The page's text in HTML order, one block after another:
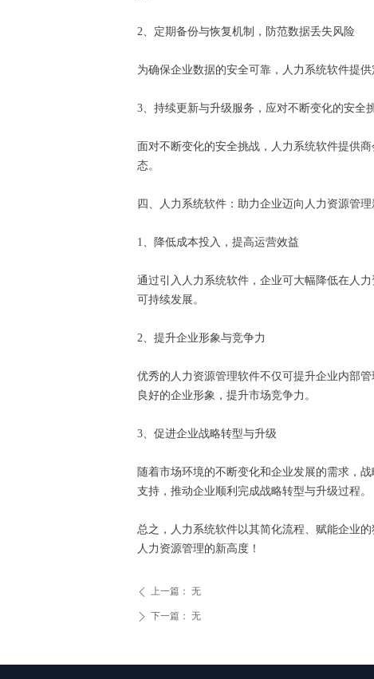
2、定期备份与恢复机制，防范数据丢失风险
为确保企业数据的安全可靠，人力系统软件提
3、持续更新与升级服务，应对不断变化的安全
面对不断变化的安全挑战，人力系统软件提供
态。
四、人力系统软件：助力企业迈向人力资源管
1、降低成本投入，提高运营效益
通过引入人力系统软件，企业可大幅降低在人
可持续发展。
2、提升企业形象与竞争力
优秀的人力资源管理软件不仅可提升企业内部
良好的企业形象，提升市场竞争力。
3、促进企业战略转型与升级
随着市场环境的不断变化和企业发展的需求，
支持，推动企业顺利完成战略转型与升级过程。
总之，人力系统软件以其简化流程、赋能企业
人力资源管理的新高度！
ꄴ 上一篇： 无
ꄲ 下一篇： 无